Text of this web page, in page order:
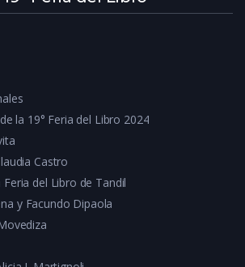
la 19° Feria del Libro 2024
Castro
del Libro de Tandil
y Facundo Dipaola